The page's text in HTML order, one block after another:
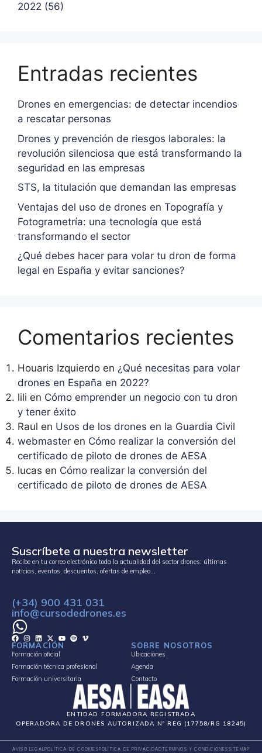
2022 (56)
Entradas recientes
Drones en emergencias: de detectar incendios
a rescatar personas
Drones y prevención de riesgos laborales: la
revolución silenciosa que está transformando la
seguridad en las empresas
STS, la titulación que demandan las empresas
Ventajas del uso de drones en Topografía y
Fotogrametría: una tecnología que está
transformando el sector
¿Qué debes hacer para volar tu dron de forma
legal en España y evitar sanciones?
Comentarios recientes
Houaris Izquierdo en ¿Qué necesitas para volar
drones en España en 2022?
lili en Cómo emprender un negocio con tu dron
y tener éxito
Raul en Usos de los drones en la Guardia Civil
webmaster en Cómo realizar la conversión del
certificado de piloto de drones de AESA
lucas en Cómo realizar la conversión del
certificado de piloto de drones de AESA
Suscríbete a nuestra newsletter
Recibe en tu correo electrónico toda la actualidad del sector drones: últimas
noticias, eventos, descuentos, ofertas de empleo…
(+34) 900 431 031
info@cursodedrones.es
FORMACIÓN
Formación oficial
Formación técnica profesional
Formación universitaria
SOBRE NOSOTROS
Ubicaciones
Agenda
Contacto
ENTIDAD FORMADORA REGISTRADA
OPERADORA DE DRONES AUTORIZADA Nº REG (17758/RG 18245)
AVISO LEGALPOLÍTICA DE COOKIESPOLÍTICA DE PRIVACIDADTÉRMINOS Y CONDICIONES SITEMAP